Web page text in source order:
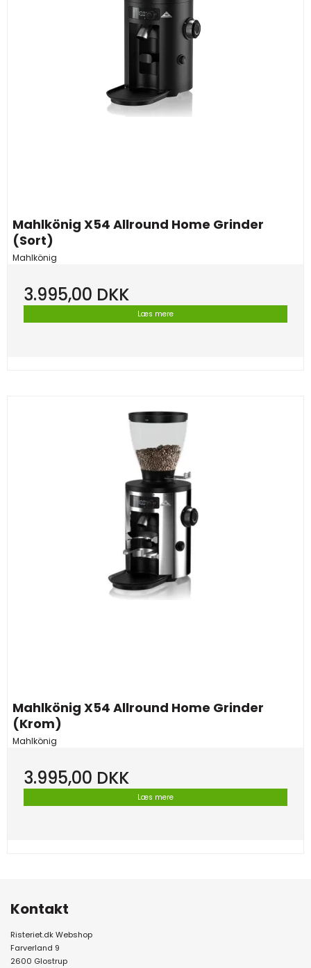
Mahlkönig X54 Allround Home Grinder
(Sort)
Mahlkönig
3.995,00 DKK
Læs mere
Mahlkönig X54 Allround Home Grinder
(Krom)
Mahlkönig
3.995,00 DKK
Læs mere
Kontakt
Risteriet.dk Webshop
Farverland 9
2600 Glostrup